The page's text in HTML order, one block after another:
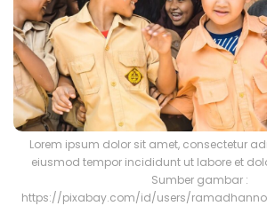
Lorem ipsum dolor sit amet, consectetur
eiusmod tempor incididunt ut labore et
Sumber gambar :
https://pixabay.com/id/users/